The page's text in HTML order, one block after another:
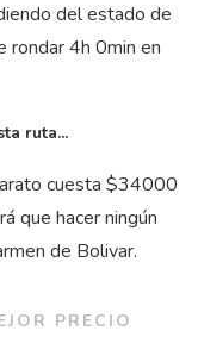
del estado de
rondar 4h 0min en
ruta...
cuesta $34000
que hacer ningún
de Bolivar.
PRECIO